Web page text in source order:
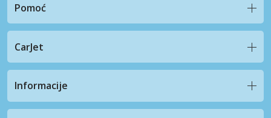
Pomoć
CarJet
Informacije